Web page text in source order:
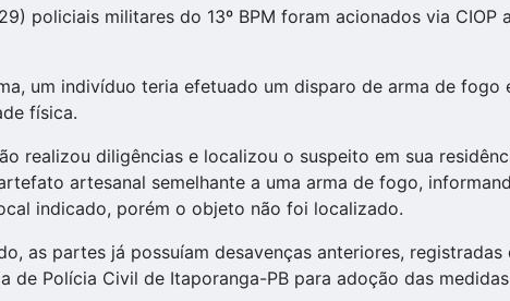
policiais militares do 13º BPM foram acionados via
um indivíduo teria efetuado um disparo de arma de
física.
realizou diligências e localizou o suspeito em sua
artesanal semelhante a uma arma de fogo,
indicado, porém o objeto não foi localizado.
as partes já possuíam desavenças anteriores,
de Polícia Civil de Itaporanga-PB para adoção das